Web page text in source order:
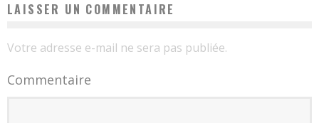
LAISSER UN COMMENTAIRE
Votre adresse e-mail ne sera pas publiée.
Commentaire